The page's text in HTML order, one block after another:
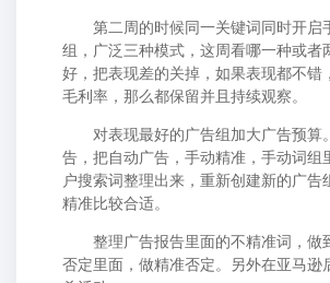
第二周的时候同一关键词同时开启
组，广泛三种模式，这周看哪一种或者
好，把表现差的关掉，如果表现都不错
毛利率，那么都保留并且持续观察。
对表现最好的广告组加大广告预算
告，把自动广告，手动精准，手动词组
户搜索词整理出来，重新创建新的广告
精准比较合适。
整理广告报告里面的不精准词，做
否定里面，做精准否定。另外在亚马逊